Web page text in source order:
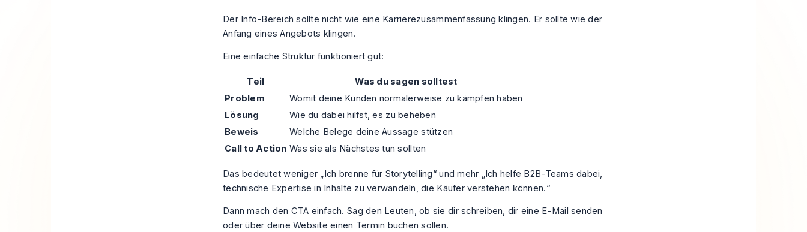
Der Info-Bereich sollte nicht wie eine Karrierezusammenfassung klingen. Er sollte wie der
Anfang eines Angebots klingen.
Eine einfache Struktur funktioniert gut:
Teil
Was du sagen solltest
Problem
Womit deine Kunden normalerweise zu kämpfen haben
Lösung
Wie du dabei hilfst, es zu beheben
Beweis
Welche Belege deine Aussage stützen
Call to Action Was sie als Nächstes tun sollten
Das bedeutet weniger „Ich brenne für Storytelling“ und mehr „Ich helfe B2B-Teams dabei,
technische Expertise in Inhalte zu verwandeln, die Käufer verstehen können.“
Dann mach den CTA einfach. Sag den Leuten, ob sie dir schreiben, dir eine E-Mail senden
oder über deine Website einen Termin buchen sollen.